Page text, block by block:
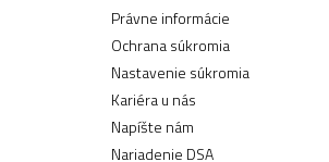
Právne informácie
Ochrana súkromia
Nastavenie súkromia
Kariéra u nás
Napíšte nám
Nariadenie DSA